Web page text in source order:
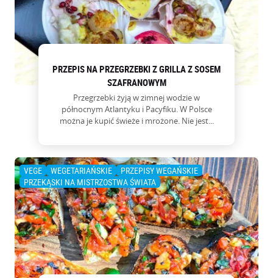
PRZEPIS NA PRZEGRZEBKI Z GRILLA Z SOSEM
SZAFRANOWYM
Przegrzebki żyją w zimnej wodzie w
północnym Atlantyku i Pacyfiku. W Polsce
można je kupić świeże i mrożone. Nie jest...
VEGE WEGETARIAŃSKIE
PRZEPISY WEGAŃSKIE
PRZEKĄSKI NA MISTRZOSTWA ŚWIATA